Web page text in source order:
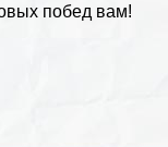
побед вам!